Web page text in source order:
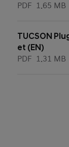
PDF 1.65 MB
TUCSON
et (EN)
PDF 1.31 MB